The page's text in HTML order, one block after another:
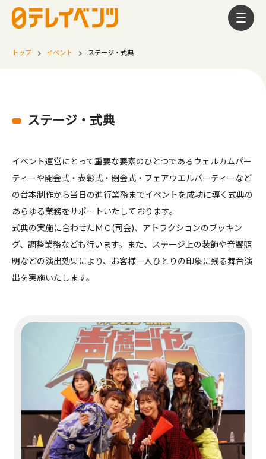
トップ イベント ステージ・式典
ステージ・式典
イベント運営にとって重要な要素のひとつであるウェルカムパー
ティーや開会式・表彰式・閉会式・フェアウエルパーティーなど
の台本制作から当日の進行業務までイベントを成功に導く式典の
あらゆる業務をサポートいたしております。
式典の実施に合わせたＭＣ(司会)、アトラクションのブッキン
グ、調整業務なども行います。また、ステージ上の装飾や音響照
明などの演出効果により、お客様一人ひとりの印象に残る舞台演
出を実施いたします。